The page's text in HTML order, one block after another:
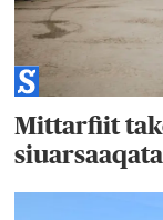
Mittarfiit